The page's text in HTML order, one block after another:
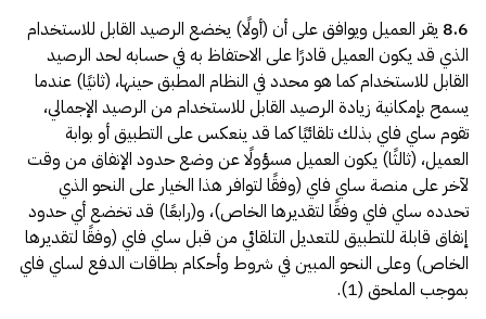
8.6 يقر العميل ويوافق على أن (أولًا) يخضع الرصيد القابل للاستخدام
الذي قد يكون العميل قادرًا على الاحتفاظ به في حسابه لحد الرصيد
القابل للاستخدام كما هو محدد في النظام المطبق حينها، (ثانيًا) عندما
يسمح بإمكانية زيادة الرصيد القابل للاستخدام من الرصيد الإجمالي،
تقوم ساي فاي بذلك تلقائيًا كما قد ينعكس على التطبيق أو بوابة
العميل، (ثالثًا) يكون العميل مسؤولًا عن وضع حدود الإنفاق من وقت
لآخر على منصة ساي فاي (وفقًا لتوافر هذا الخيار على النحو الذي
تحدده ساي فاي وفقًا لتقديرها الخاص)، و(رابعًا) قد تخضع أي حدود
إنفاق قابلة للتطبيق للتعديل التلقائي من قبل ساي فاي (وفقًا لتقديرها
الخاص) وعلى النحو المبين في شروط وأحكام بطاقات الدفع لساي فاي
بموجب الملحق (1).